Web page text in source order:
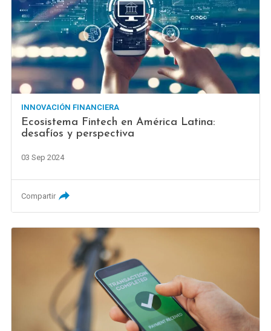
INNOVACIÓN FINANCIERA
Ecosistema Fintech en América Latina:
desafíos y perspectiva
03 Sep 2024
Compartir